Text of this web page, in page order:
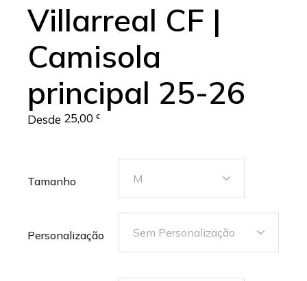
Villarreal CF |
Camisola
principal 25-26
Desde 25,00€
Tamanho M
Personalização Sem Personalização